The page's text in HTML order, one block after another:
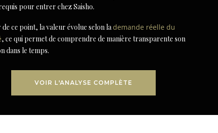
pour entrer chez Saisho.
ce point, la valeur évolue selon lademande réelle du
, ce qui permet de comprendre de manière transparente son
dans le temps.
VOIR L'ANALYSE COMPLÈTE